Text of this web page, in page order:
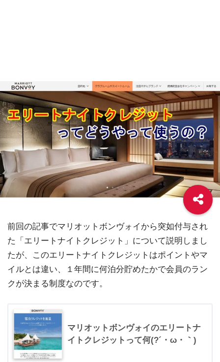
前回の記事でマリオットボンヴォイから突如付与され
た「エリートナイトクレジット」について説明しまし
たが、このエリートナイトクレジットはポイントやマ
イルとは違い、１年間に何泊分貯めたかで会員のラン
クが決まる制度なのです。
マリオットボンヴォイのエリートナ
イトクレジットって何(?´・ω・｀)